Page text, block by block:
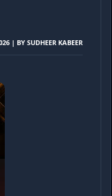
| BY SUDHEER KABEER